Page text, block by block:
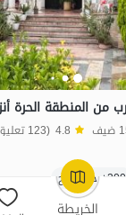
الخريطة
4.8 (123 تعليق)
200+ حجز ناجح